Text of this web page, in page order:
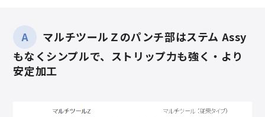
A
マルチツールＺのパンチ部はステム Assy
もなくシンプルで、ストリップ力も強く・より
安定加工